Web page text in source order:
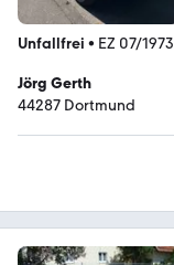
Unfallfrei • EZ 07/1973
Jörg Gerth
44287 Dortmund